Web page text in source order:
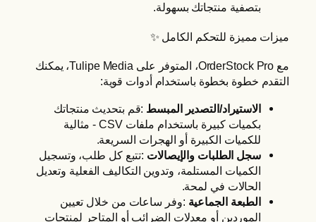
بتصفية منتجاتك بسهولة.
ميزات مميزة للتحكم الكامل ✨
مع OrderStock Pro، المتوفر على Tulipe Media، يمكنك
التقدم خطوة بخطوة باستخدام أدوات قوية:
الاستيراد/التصدير المبسط :قم بتحديث منتجاتك
بكميات كبيرة باستخدام ملفات CSV - مثالية
للكميات الكبيرة أو الهجرات السريعة.
سجل الطلبات والإيصالات :تتبع كل طلب، وتسجيل
الكميات المستلمة، وتدوين التكاليف الفعلية وتعديل
الحالات في لمحة.
الطبعة الجماعية :وفر ساعات من خلال تعيين
الموردين أو معدلات الضرائب أو المتاجر لمنتجات